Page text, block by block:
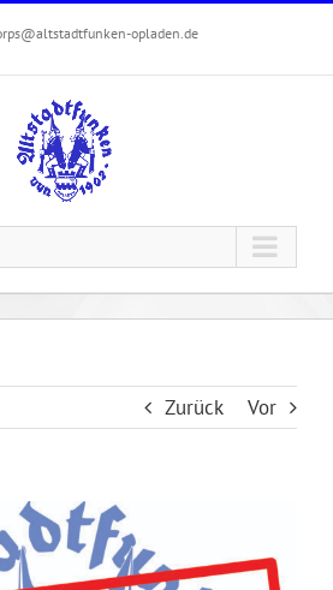
opladen.de
Zurück Vor